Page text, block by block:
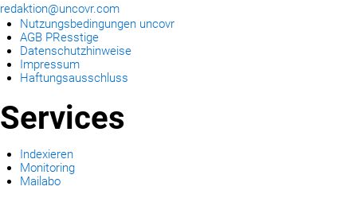
redaktion@uncovr.com
Nutzungsbedingungen uncovr
AGB PResstige
Datenschutzhinweise
Impressum
Haftungsausschluss
Services
Indexieren
Monitoring
Mailabo